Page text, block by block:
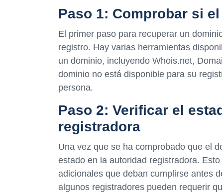
Paso 1: Comprobar si
El primer paso para recuperar un
registro. Hay varias herramientas
un dominio, incluyendo Whois.net,
dominio no está disponible para su
persona.
Paso 2: Verificar el
registradora
Una vez que se ha comprobado que el
estado en la autoridad registradora.
adicionales que deban cumplirse antes
algunos registradores pueden requerir